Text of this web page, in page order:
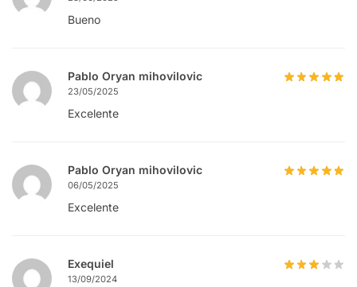
Bueno
Pablo Oryan mihovilovic
23/05/2025
Excelente
Pablo Oryan mihovilovic
06/05/2025
Excelente
Exequiel
13/09/2024